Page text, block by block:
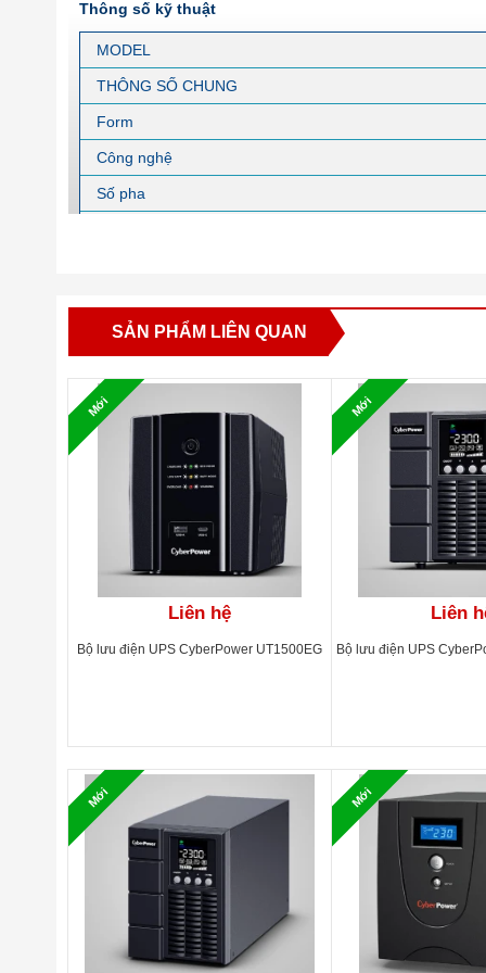
Thông số kỹ thuật
MODEL
THÔNG SỐ CHUNG
Form
Công nghệ
Số pha
Cân nặng
Điện áp đầu vào
THÔNG SỐ ĐẦU RA
Điều chỉnh điện áp
Dải tần số (trong khoảng đồng bộ hóa)
Méo hài
Thời gian chuyển mạch từ chế độ AC sang chế độ ắc quy
Thời gian chuyển mạch từ Inverter sang Bypass
Dạng sóng (chế độ ắc quy)
CẢNH BÁO & CHỈ SỐ
SẢN PHẨM LIÊN QUAN
Mới
Liên hệ
Bộ lưu điện UPS CyberPower UT1500EG
Mới
Liên
Bộ lưu điện UPS
Mới Mới